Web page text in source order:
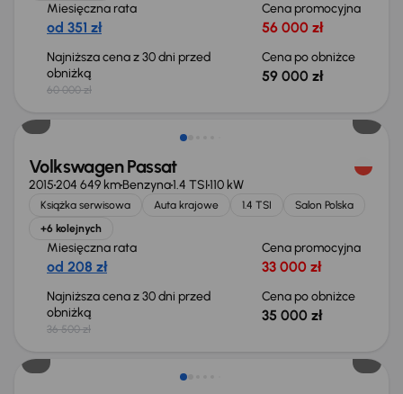
Miesięczna rata
od 351 zł
Cena promocyjna
56 000 zł
Najniższa cena z 30 dni przed
obniżką
60 000 zł
Cena po obniżce
59 000 zł
Taniej o 1 500 zł
Volkswagen Passat
2015204 649 kmBenzyna1.4 TSI110 kW
Książka serwisowa Auta krajowe 1.4 TSI
Salon Polska
+6 kolejnych
Miesięczna rata
od 208 zł
Cena promocyjna
33 000 zł
Najniższa cena z 30 dni przed
obniżką
36 500 zł
Cena po obniżce
35 000 zł